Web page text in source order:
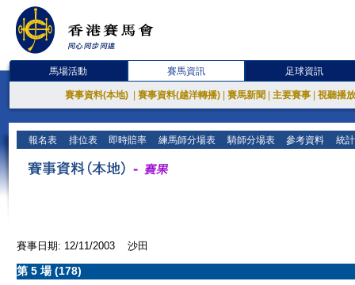
馬場活動 賽馬資訊 足球資訊
賽事資料(本地) 賽事資料(越洋轉播) 賽馬新聞 主要賽事 視聽播
報名表 排位表 即時賠率 練馬師分場表 騎師分場表 參考資料 統
賽事日期: 12/11/2003 沙田
第 5 場 (178)